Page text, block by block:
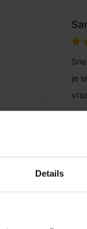
Details